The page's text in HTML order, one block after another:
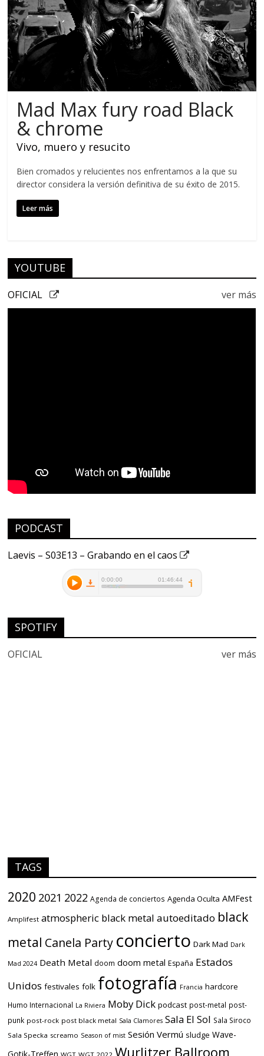
Mad Max fury road Black
& chrome
Vivo, muero y resucito
Bien cromados y relucientes nos enfrentamos a la que su
director considera la versión definitiva de su éxito de 2015.
Leer más
YOUTUBE
ver más
OFICIAL
PODCAST
Laevis – S03E13 – Grabando en el caos
SPOTIFY
ver más
OFICIAL
TAGS
2020 2021 2022 Agenda de conciertos Agenda Oculta AMFest
Amplifest atmospheric black metal autoeditado black
metal Canela Party concierto Dark Mad Dark
Mad 2024 Death Metal doom doom metal España Estados
Unidos festivales folk fotografía Francia hardcore
Humo Internacional La Riviera Moby Dick podcast post-metal post-
punk post-rock post black metal Sala Clamores Sala El Sol Sala Siroco
Sala Specka screamo Season of mist Sesión Vermú sludge Wave-
Wurlitzer Ballroom